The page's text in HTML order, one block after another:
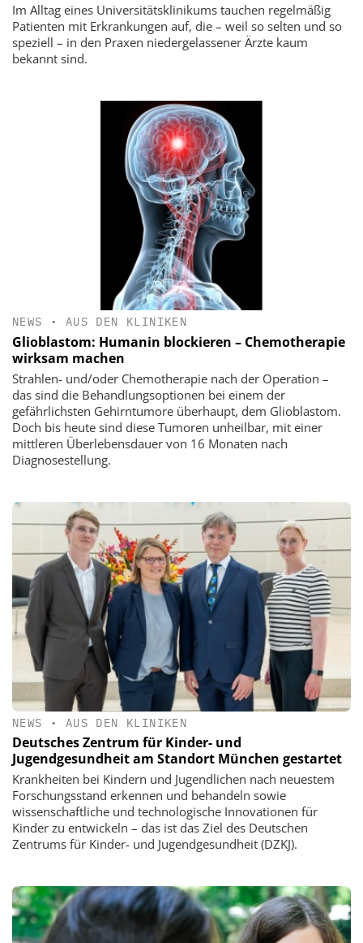
Im Alltag eines Universitätsklinikums tauchen regelmäßig
Patienten mit Erkrankungen auf, die – weil so selten und so
speziell – in den Praxen niedergelassener Ärzte kaum
bekannt sind.
NEWS • AUS DEN KLINIKEN
Glioblastom: Humanin blockieren – Chemotherapie
wirksam machen
Strahlen- und/oder Chemotherapie nach der Operation –
das sind die Behandlungsoptionen bei einem der
gefährlichsten Gehirntumore überhaupt, dem Glioblastom.
Doch bis heute sind diese Tumoren unheilbar, mit einer
mittleren Überlebensdauer von 16 Monaten nach
Diagnosestellung.
NEWS • AUS DEN KLINIKEN
Deutsches Zentrum für Kinder- und
Jugendgesundheit am Standort München gestartet
Krankheiten bei Kindern und Jugendlichen nach neuestem
Forschungsstand erkennen und behandeln sowie
wissenschaftliche und technologische Innovationen für
Kinder zu entwickeln – das ist das Ziel des Deutschen
Zentrums für Kinder- und Jugendgesundheit (DZKJ).